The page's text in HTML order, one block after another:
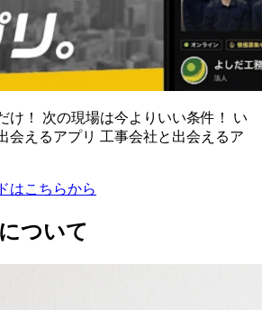
け！ 次の現場は今よりいい条件！ い
会えるアプリ 工事会社と出会えるア
はこちらから
ついて